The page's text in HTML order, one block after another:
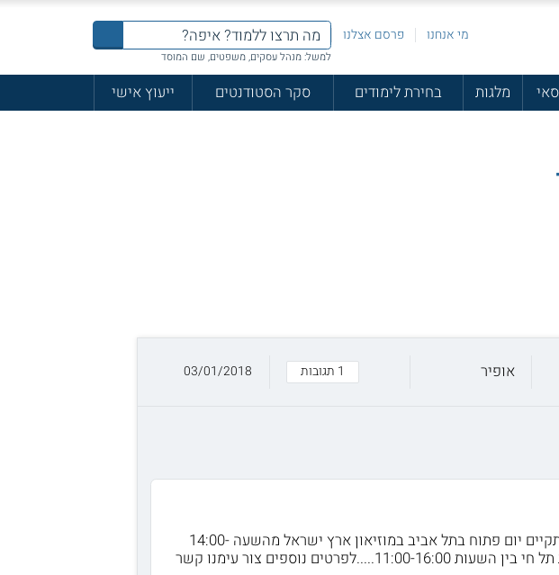
מי אנחנו פרסם אצלנו
למשל: מנהל עסקים, משפטים, שם המוסד
מלגות בחירת לימודים סקר הסטודנטים ייעוץ אישי
אופיר 1 תגובות 03/01/2018
הימים הפתוחים הקרובים המתוכננים הם : בתאריך 11.2 יתקיים יום פתוח בתל אביב במוזיאון ארץ ישראל מהשעה 14:00-
19:00...בתאריך 15.3 יתקיים יום פתוח במכללה האקדמית תל חי בין השעות 11:00-16:00.....לפרטים נוספים צור עימנו קשר